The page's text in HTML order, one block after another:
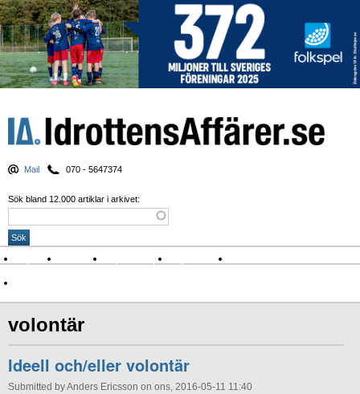
Mail 070 - 5647374
Sök bland 12.000 artiklar i arkivet:
Nyheter Krönikor Sport & spel Nyhetsbrev
volontär
Ideell och/eller volontär
Submitted by Anders Ericsson on ons, 2016-05-11 11:40